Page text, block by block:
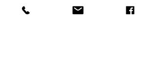
Teléfono 888-585-6823